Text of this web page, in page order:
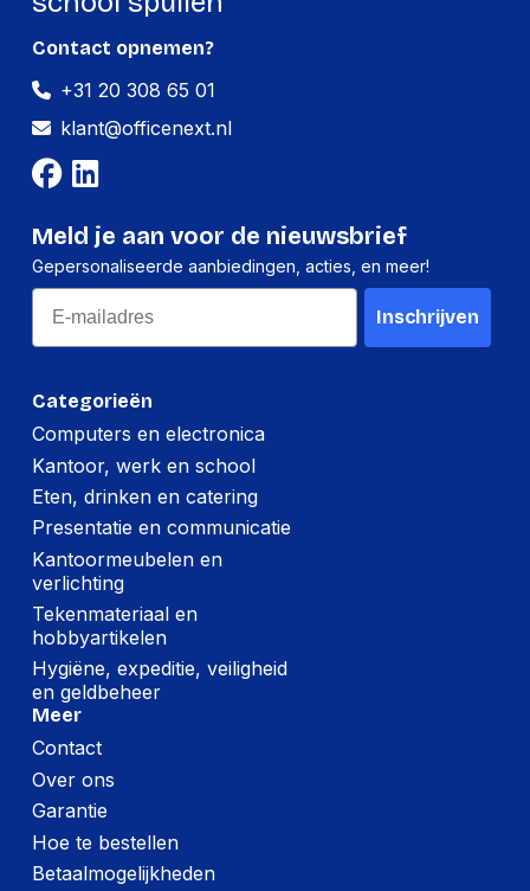
Breedte:
Hoogte:
Lengte:
Gewicht:
Hoeveelheid:
2500 stuks
Breedte:
-
Gewicht:
Categorieën
Computers en electronica
Kantoor, werk en school
Eten, drinken en catering
Presentatie en communicatie
Kantoormeubelen en
verlichting
Tekenmateriaal en
hobbyartikelen
Hygiëne, expeditie, veiligheid
en geldbeheer
Meer
Contact
Over ons
Garantie
Hoe te bestellen
Betaalmogelijkheden
Contact opnemen?
+31 20 308 65 01
klant@officenext.nl
Meld je aan voor de nieuwsbrief
Gepersonaliseerde aanbiedingen, acties, en meer!
Email
Inschrijven